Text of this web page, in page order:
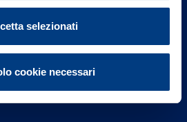
selezionati
cookie necessari